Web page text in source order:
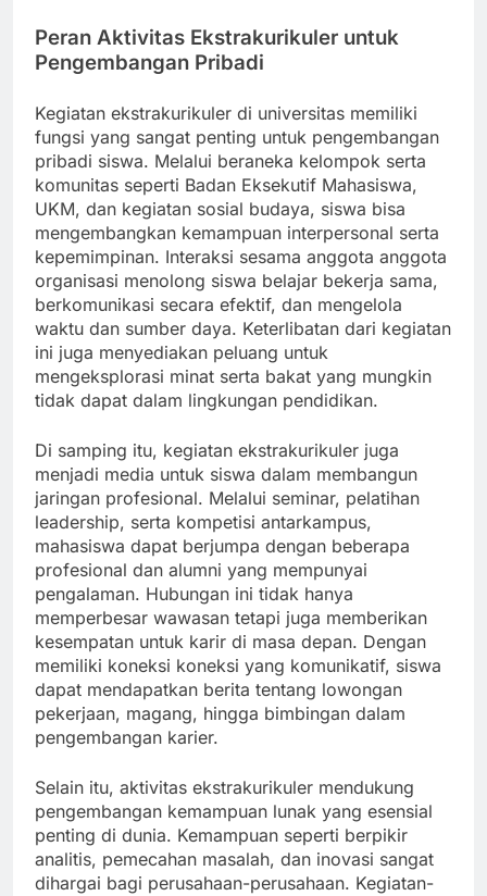
Peran Aktivitas Ekstrakurikuler untuk
Pengembangan Pribadi
Kegiatan ekstrakurikuler di universitas memiliki
fungsi yang sangat penting untuk pengembangan
pribadi siswa. Melalui beraneka kelompok serta
komunitas seperti Badan Eksekutif Mahasiswa,
UKM, dan kegiatan sosial budaya, siswa bisa
mengembangkan kemampuan interpersonal serta
kepemimpinan. Interaksi sesama anggota anggota
organisasi menolong siswa belajar bekerja sama,
berkomunikasi secara efektif, dan mengelola
waktu dan sumber daya. Keterlibatan dari kegiatan
ini juga menyediakan peluang untuk
mengeksplorasi minat serta bakat yang mungkin
tidak dapat dalam lingkungan pendidikan.
Di samping itu, kegiatan ekstrakurikuler juga
menjadi media untuk siswa dalam membangun
jaringan profesional. Melalui seminar, pelatihan
leadership, serta kompetisi antarkampus,
mahasiswa dapat berjumpa dengan beberapa
profesional dan alumni yang mempunyai
pengalaman. Hubungan ini tidak hanya
memperbesar wawasan tetapi juga memberikan
kesempatan untuk karir di masa depan. Dengan
memiliki koneksi koneksi yang komunikatif, siswa
dapat mendapatkan berita tentang lowongan
pekerjaan, magang, hingga bimbingan dalam
pengembangan karier.
Selain itu, aktivitas ekstrakurikuler mendukung
pengembangan kemampuan lunak yang esensial
penting di dunia. Kemampuan seperti berpikir
analitis, pemecahan masalah, dan inovasi sangat
dihargai bagi perusahaan-perusahaan. Kegiatan-